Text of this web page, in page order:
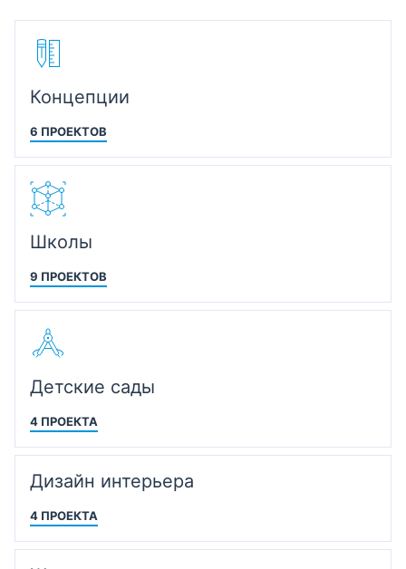
Концепции
6 ПРОЕКТОВ
Школы
9 ПРОЕКТОВ
Детские сады
4 ПРОЕКТА
Дизайн интерьера
4 ПРОЕКТА